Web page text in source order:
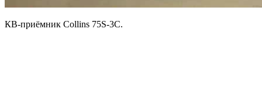
КВ-приёмник Collins 75S-3C.